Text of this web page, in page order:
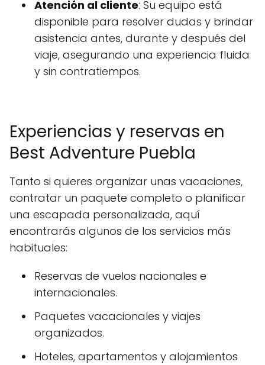
Atención al cliente: Su equipo está
disponible para resolver dudas y brindar
asistencia antes, durante y después del
viaje, asegurando una experiencia fluida
y sin contratiempos.
Experiencias y reservas en
Best Adventure Puebla
Tanto si quieres organizar unas vacaciones,
contratar un paquete completo o planificar
una escapada personalizada, aquí
encontrarás algunos de los servicios más
habituales:
Reservas de vuelos nacionales e
internacionales.
Paquetes vacacionales y viajes
organizados.
Hoteles, apartamentos y alojamientos